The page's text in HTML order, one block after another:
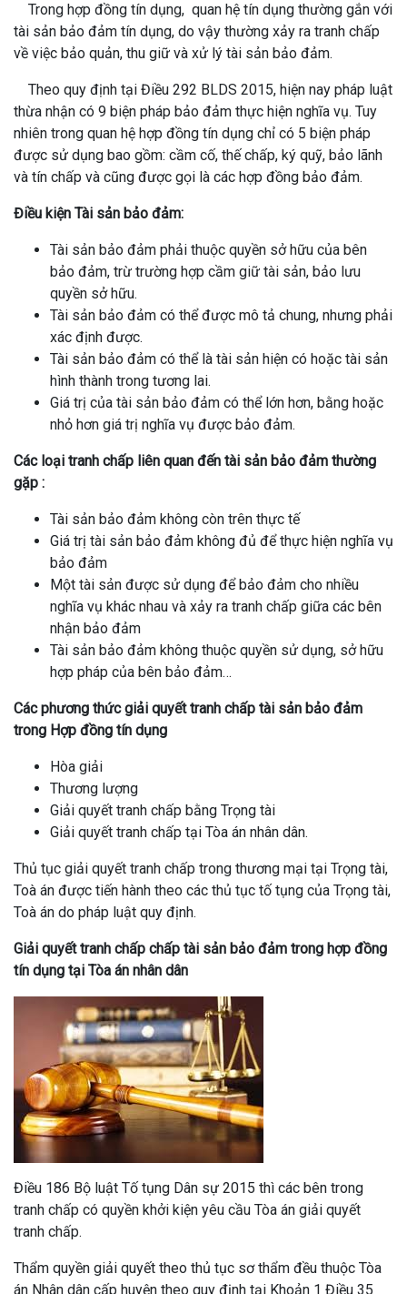
Trong hợp đồng tín dụng, quan hệ tín dụng thường gắn với
tài sản bảo đảm tín dụng, do vậy thường xảy ra tranh chấp
về việc bảo quản, thu giữ và xử lý tài sản bảo đảm.
Theo quy định tại Điều 292 BLDS 2015, hiện nay pháp luật
thừa nhận có 9 biện pháp bảo đảm thực hiện nghĩa vụ. Tuy
nhiên trong quan hệ hợp đồng tín dụng chỉ có 5 biện pháp
được sử dụng bao gồm: cầm cố, thế chấp, ký quỹ, bảo lãnh
và tín chấp và cũng được gọi là các hợp đồng bảo đảm.
Điều kiện Tài sản bảo đảm:
Tài sản bảo đảm phải thuộc quyền sở hữu của bên
bảo đảm, trừ trường hợp cầm giữ tài sản, bảo lưu
quyền sở hữu.
Tài sản bảo đảm có thể được mô tả chung, nhưng phải
xác định được.
Tài sản bảo đảm có thể là tài sản hiện có hoặc tài sản
hình thành trong tương lai.
Giá trị của tài sản bảo đảm có thể lớn hơn, bằng hoặc
nhỏ hơn giá trị nghĩa vụ được bảo đảm.
Các loại tranh chấp liên quan đến tài sản bảo đảm thường
gặp :
Tài sản bảo đảm không còn trên thực tế
Giá trị tài sản bảo đảm không đủ để thực hiện nghĩa vụ
bảo đảm
Một tài sản được sử dụng để bảo đảm cho nhiều
nghĩa vụ khác nhau và xảy ra tranh chấp giữa các bên
nhận bảo đảm
Tài sản bảo đảm không thuộc quyền sử dụng, sở hữu
hợp pháp của bên bảo đảm…
Các phương thức giải quyết tranh chấp tài sản bảo đảm
trong Hợp đồng tín dụng
Hòa giải
Thương lượng
Giải quyết tranh chấp bằng Trọng tài
Giải quyết tranh chấp tại Tòa án nhân dân.
Thủ tục giải quyết tranh chấp trong thương mại tại Trọng tài,
Toà án được tiến hành theo các thủ tục tố tụng của Trọng tài,
Toà án do pháp luật quy định.
Giải quyết tranh chấp chấp tài sản bảo đảm trong hợp đồng
tín dụng tại Tòa án nhân dân
Điều 186 Bộ luật Tố tụng Dân sự 2015 thì các bên trong
tranh chấp có quyền khởi kiện yêu cầu Tòa án giải quyết
tranh chấp.
Thẩm quyền giải quyết theo thủ tục sơ thẩm đều thuộc Tòa
án Nhân dân cấp huyện theo quy định tại Khoản 1 Điều 35